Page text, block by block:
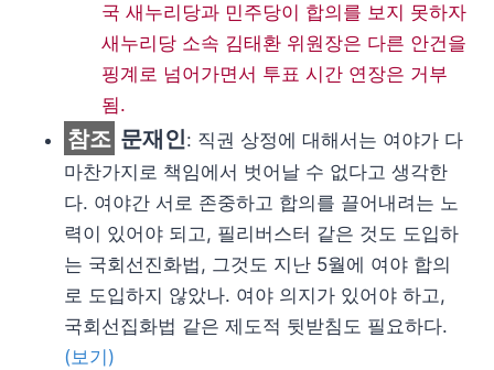
국 새누리당과 민주당이 합의를 보지 못하자
새누리당 소속 김태환 위원장은 다른 안건을
핑계로 넘어가면서 투표 시간 연장은 거부
됨.
참조 문재인: 직권 상정에 대해서는 여야가 다
마찬가지로 책임에서 벗어날 수 없다고 생각한
다. 여야간 서로 존중하고 합의를 끌어내려는 노
력이 있어야 되고, 필리버스터 같은 것도 도입하
는 국회선진화법, 그것도 지난 5월에 여야 합의
로 도입하지 않았나. 여야 의지가 있어야 하고,
국회선집화법 같은 제도적 뒷받침도 필요하다.
(보기)